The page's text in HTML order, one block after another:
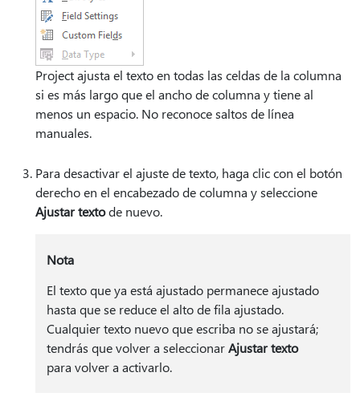
Project ajusta el texto en todas las celdas de la columna
si es más largo que el ancho de columna y tiene al
menos un espacio. No reconoce saltos de línea
manuales.
Para desactivar el ajuste de texto, haga clic con el botón
derecho en el encabezado de columna y seleccione
Ajustar textode nuevo.
Nota
El texto que ya está ajustado permanece ajustado
hasta que se reduce el alto de fila ajustado.
Cualquier texto nuevo que escriba no se ajustará;
tendrás que volver a seleccionarAjustar texto
para volver a activarlo.